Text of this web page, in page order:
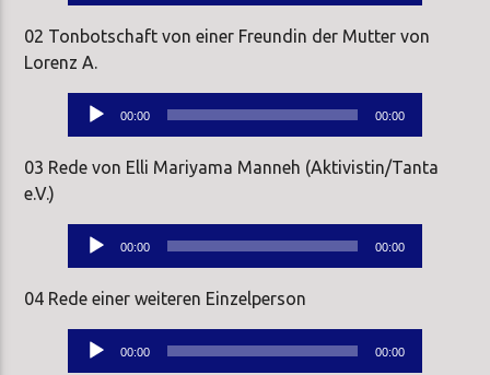
02 Tonbotschaft von einer Freundin der Mutter von
Lorenz A.
Audio-
00:00 00:00
03 Rede von Elli Mariyama Manneh (Aktivistin/Tanta
e.V.)
Audio-
00:00 00:00
04 Rede einer weiteren Einzelperson
Audio-
00:00 00:00